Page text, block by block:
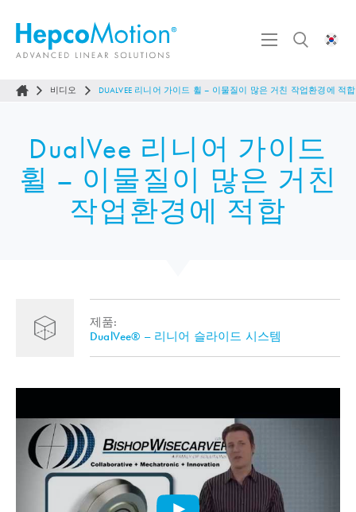
비디오 DUALVEE 리니어 가이드 휠 – 이물질이 많은 거친 작업환경에 적합
DualVee 리니어 가이드
휠 – 이물질이 많은 거친
작업환경에 적합
제품:
DualVee® – 리니어 슬라이드 시스템